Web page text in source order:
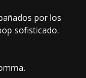
por los
sofisticado.